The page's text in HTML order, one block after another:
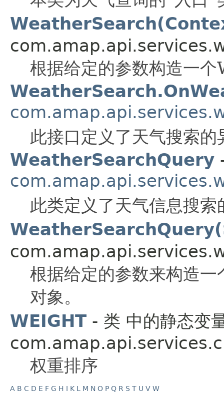
根据给定的参数构造一
此接口定义了天气搜索
WeatherSearchQuery
此类定义了天气信息搜索
根据给定的参数来构造
对象。
WEIGHT - 类 中的静态变
权重排序
A B C D E F G H I K L M N O P Q R S T U V W